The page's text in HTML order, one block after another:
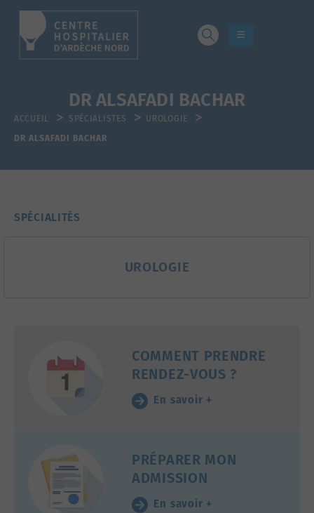
ACCUEIL SPÉCIALISTES
UROLOGIE
DR ALSAFADI BACHAR
DR ALSAFADI BACHAR
SPÉCIALITÉS
UROLOGIE
COMMENT PRENDRE
RENDEZ-VOUS ?
En savoir +
PRÉPARER MON
ADMISSION
En savoir +